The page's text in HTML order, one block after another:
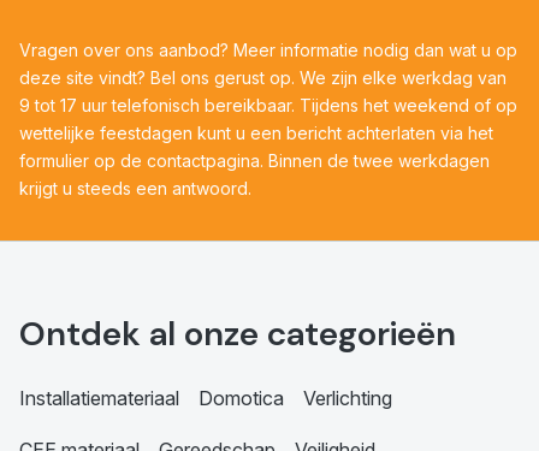
Vragen over ons aanbod? Meer informatie nodig dan wat u op
deze site vindt? Bel ons gerust op. We zijn elke werkdag van
9 tot 17 uur telefonisch bereikbaar. Tijdens het weekend of op
wettelijke feestdagen kunt u een bericht achterlaten via het
formulier op de contactpagina. Binnen de twee werkdagen
krijgt u steeds een antwoord.
Ontdek al onze categorieën
Installatiemateriaal Domotica Verlichting